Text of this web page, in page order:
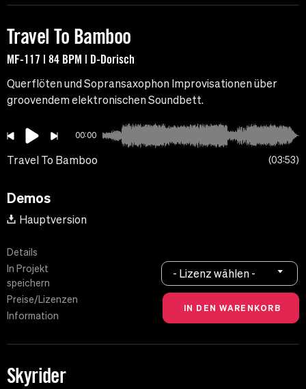
Travel To Bamboo
MF-117 | 84 BPM | D-Dorisch
Querflöten und Sopransaxophon Improvisationen über
groovendem elektronischen Soundbett.
00:00
Travel To Bamboo 03:53
Demos
Hauptversion
Details
In Projekt
speichern
Preise/Lizenzen
Information
- Lizenz wählen -
Skyrider